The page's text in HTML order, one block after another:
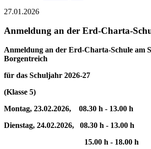
27.01.2026
Anmeldung an der Erd-Charta-
Anmeldung an der Erd-Charta-Schule am
Borgentreich
für das Schuljahr 2026-27
(Klasse 5)
Montag, 23.02.2026, 08.30 h - 13.00 h
Dienstag, 24.02.2026, 08.30 h - 13.00 h
15.00 h - 18.00 h